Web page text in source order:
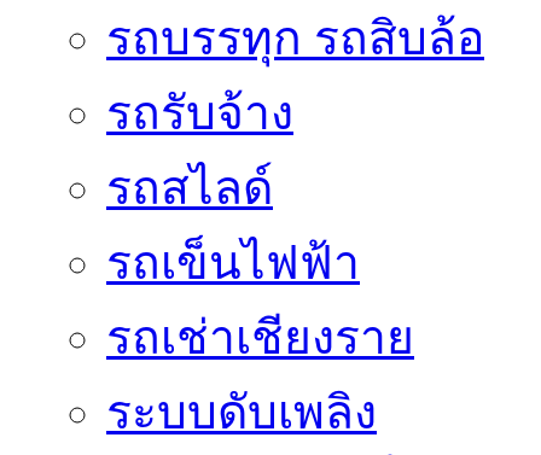
รถบรรทุก รถสิบล้อ
รถรับจ้าง
รถสไลด์
รถเข็นไฟฟ้า
รถเช่าเชียงราย
ระบบดับเพลิง